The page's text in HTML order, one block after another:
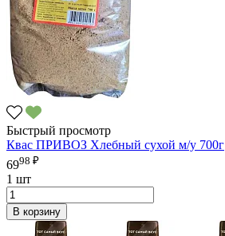
Быстрый просмотр
Квас ПРИВОЗ Хлебный сухой м/у 700г
6998 ₽
1 шт
В корзину